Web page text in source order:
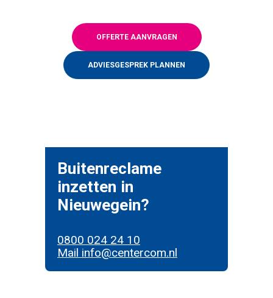
OFFERTE AANVRAGEN
ADVIESGESPREK PLANNEN
Buitenreclame
inzetten in
Nieuwegein?
0800 024 24 10
Mail info@centercom.nl